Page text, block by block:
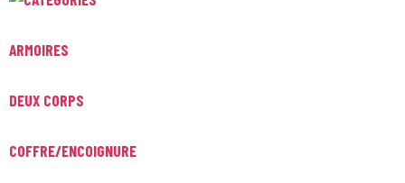
ARMOIRES
DEUX CORPS
COFFRE/ENCOIGNURE